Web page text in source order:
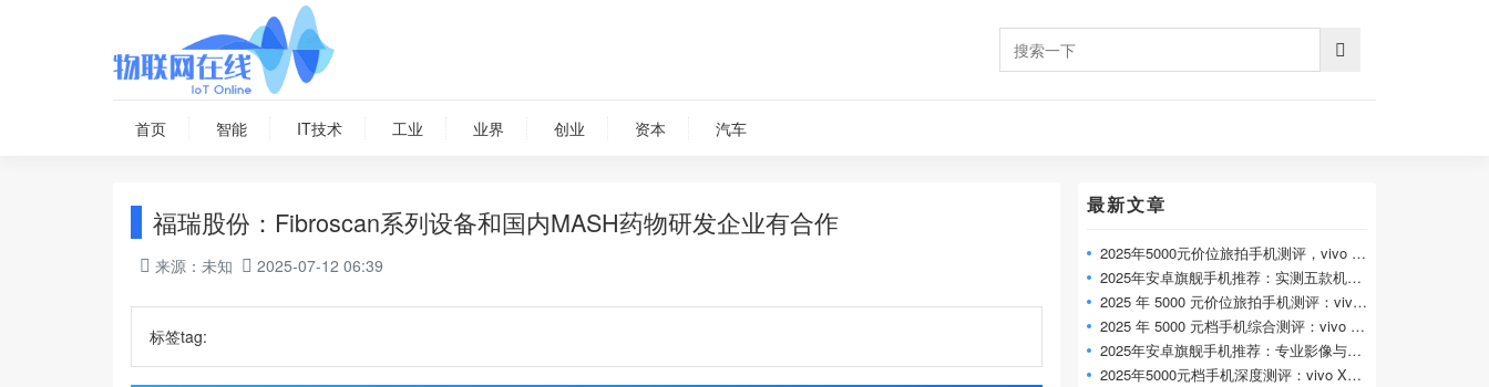
首页 智能 IT技术 工业 业界 创业 资本 汽车
福瑞股份：Fibroscan系列设备和国内MASH药物研发企业有合作
来源：未知 2025-07-12 06:39
标签tag:
最新文章
2025年5000元价位旅拍手机测评，vivo X300 Pr
2025年安卓旗舰手机推荐：实测五款机型，
2025 年 5000 元价位旅拍手机测评：vivo X300
2025 年 5000 元档手机综合测评：vivo X300 Pr
2025年安卓旗舰手机推荐：专业影像与全能
2025年5000元档手机深度测评：vivo X300 Pro 专